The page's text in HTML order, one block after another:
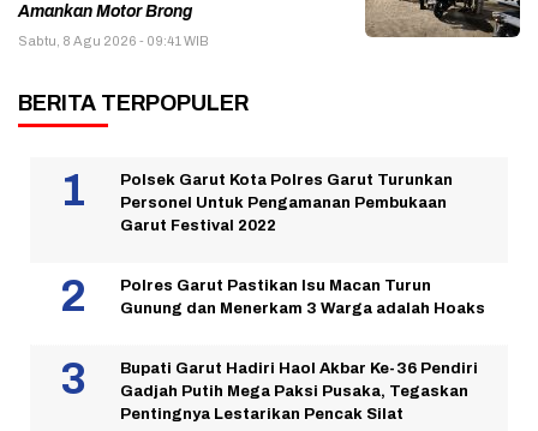
Amankan Motor Brong
Sabtu, 8 Agu 2026 - 09:41 WIB
BERITA TERPOPULER
Polsek Garut Kota Polres Garut Turunkan
Personel Untuk Pengamanan Pembukaan
Garut Festival 2022
Polres Garut Pastikan Isu Macan Turun
Gunung dan Menerkam 3 Warga adalah Hoaks
Bupati Garut Hadiri Haol Akbar Ke-36 Pendiri
Gadjah Putih Mega Paksi Pusaka, Tegaskan
Pentingnya Lestarikan Pencak Silat